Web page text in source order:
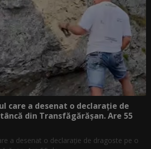
care a desenat o declarație de
din Transfăgărășan. Are 55
a desenat o declarație de dragoste pe o